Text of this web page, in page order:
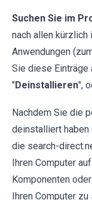
Suchen Sie im
nach allen
Anwendungen
Sie diese Einträge
"Deinstallieren",
Nachdem Sie die
deinstalliert
die search-
Ihren Computer
Komponenten
Ihren Computer